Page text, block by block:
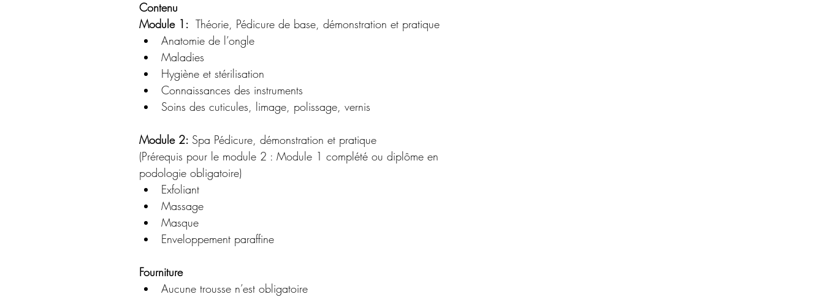
Contenu
Module 1: Théorie, Pédicure de base, démonstration et pratique
Anatomie de l’ongle
Maladies
Hygiène et stérilisation
Connaissances des instruments
Soins des cuticules, limage, polissage, vernis
Module 2: Spa Pédicure, démonstration et pratique
(Prérequis pour le module 2 : Module 1 complété ou diplôme en
podologie obligatoire)
Exfoliant
Massage
Masque
Enveloppement paraffine
Fourniture
Aucune trousse n’est obligatoire